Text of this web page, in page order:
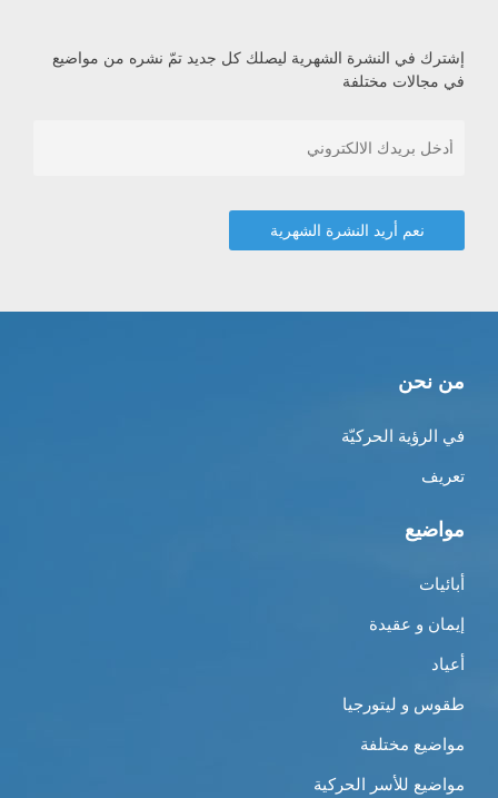
إشترك في النشرة الشهرية ليصلك كل جديد تمّ نشره من مواضيع
في مجالات مختلفة
من نحن
في الرؤية الحركيّة
تعريف
مواضيع
أبائيات
إيمان و عقيدة
أعياد
طقوس و ليتورجيا
مواضيع مختلفة
مواضيع للأسر الحركية